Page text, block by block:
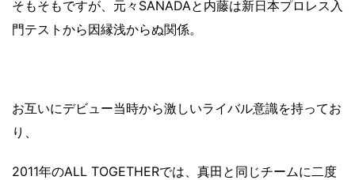
そもそもですが、元々SANADAと内藤は新日本プロレス入
門テストから因縁浅からぬ関係。
お互いにデビュー当時から激しいライバル意識を持ってお
り、
2011年のALL TOGETHERでは、真田と同じチームに二度